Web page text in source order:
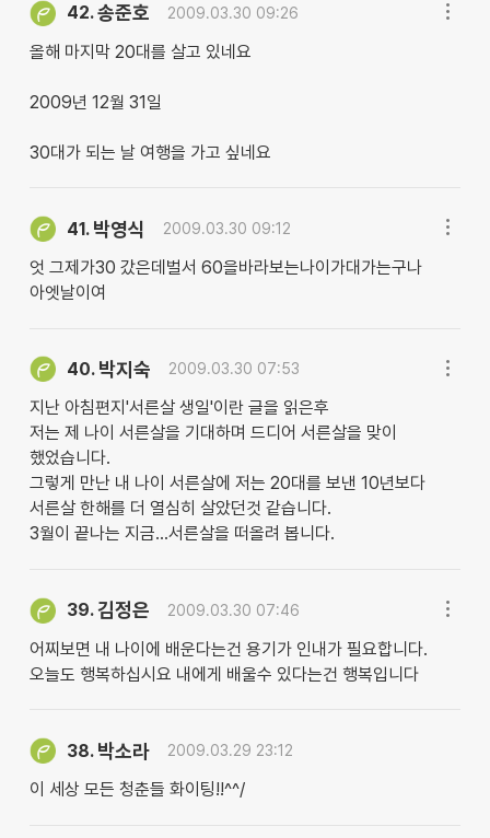
42.송준호 2009.03.30 09:26
올해 마지막 20대를 살고 있네요
2009년 12월 31일
30대가 되는 날 여행을 가고 싶네요
41. 박영식 2009.03.30 09:12
엇 그제가30 갔은데벌서 60을바라보는나이가대가는구나
아엣날이여
40. 박지숙 2009.03.30 07:53
지난 아침편지'서른살 생일'이란 글을 읽은후
저는 제 나이 서른살을 기대하며 드디어 서른살을 맞이
했었습니다.
그렇게 만난 내 나이 서른살에 저는 20대를 보낸 10년보다
서른살 한해를 더 열심히 살았던것 같습니다.
3월이 끝나는 지금...서른살을 떠올려 봅니다.
39.김정은 2009.03.30 07:46
어찌보면 내 나이에 배운다는건 용기가 인내가 필요합니다.
오늘도 행복하십시요 내에게 배울수 있다는건 행복입니다
38. 박소라 2009.03.29 23:12
이 세상 모든 청춘들 화이팅!!^^/